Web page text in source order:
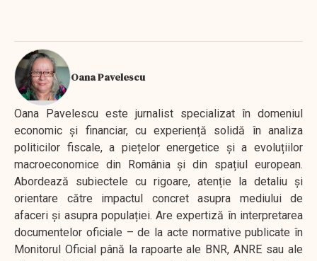
Oana Pavelescu
Oana Pavelescu este jurnalist specializat în domeniul
economic și financiar, cu experiență solidă în analiza
politicilor fiscale, a piețelor energetice și a evoluțiilor
macroeconomice din România și din spațiul european.
Abordează subiectele cu rigoare, atenție la detaliu și
orientare către impactul concret asupra mediului de
afaceri și asupra populației. Are expertiză în interpretarea
documentelor oficiale – de la acte normative publicate în
Monitorul Oficial până la rapoarte ale BNR, ANRE sau ale